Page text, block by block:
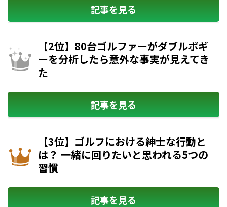
記事を見る
【2位】80台ゴルファーがダブルボギ
ーを分析したら意外な事実が見えてき
た
記事を見る
【3位】ゴルフにおける紳士な行動と
は？ 一緒に回りたいと思われる5つの
習慣
記事を見る